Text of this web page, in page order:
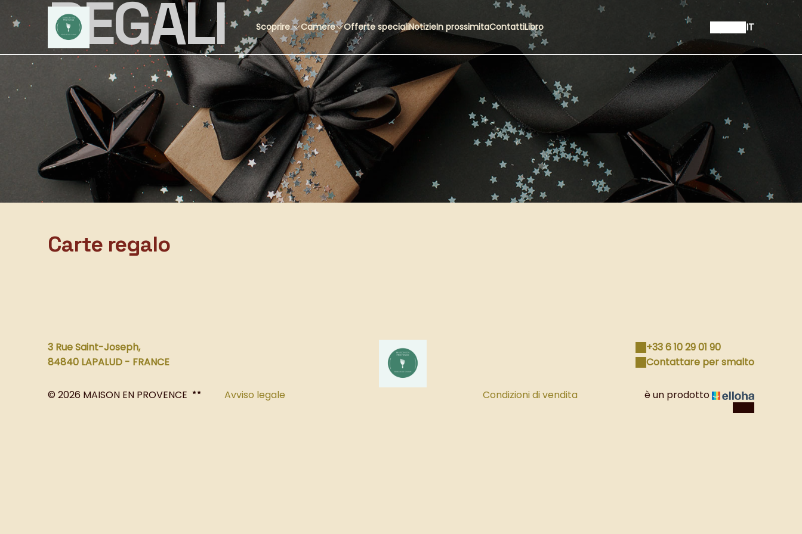
Scoprire Camere Offerte specialiNotizieIn prossimitaContattiLibro IT
REGALI
Carte regalo
3 Rue Saint-Joseph,
84840 LAPALUD - FRANCE
+33 6 10 29 01 90
Contattare per smalto
© 2026 MAISON EN PROVENCE Avviso legale Condizioni di vendita è un prodotto